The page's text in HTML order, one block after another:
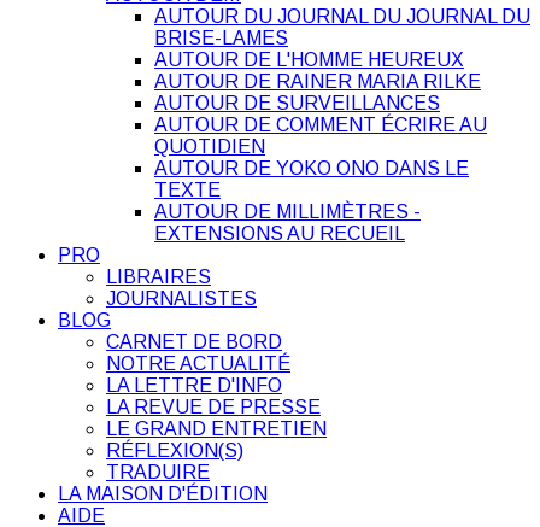
AUTOUR DU JOURNAL DU JOURNAL DU
BRISE-LAMES
AUTOUR DE L'HOMME HEUREUX
AUTOUR DE RAINER MARIA RILKE
AUTOUR DE SURVEILLANCES
AUTOUR DE COMMENT ÉCRIRE AU
QUOTIDIEN
AUTOUR DE YOKO ONO DANS LE
TEXTE
AUTOUR DE MILLIMÈTRES -
EXTENSIONS AU RECUEIL
PRO
LIBRAIRES
JOURNALISTES
BLOG
CARNET DE BORD
NOTRE ACTUALITÉ
LA LETTRE D'INFO
LA REVUE DE PRESSE
LE GRAND ENTRETIEN
RÉFLEXION(S)
TRADUIRE
LA MAISON D'ÉDITION
AIDE